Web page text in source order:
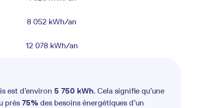
8 052 kWh/an
12 078 kWh/an
est d’environ 5 750 kWh. Cela signifie qu’une
près 75% des besoins énergétiques d’un